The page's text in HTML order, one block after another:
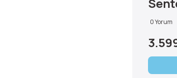
0 Yorum